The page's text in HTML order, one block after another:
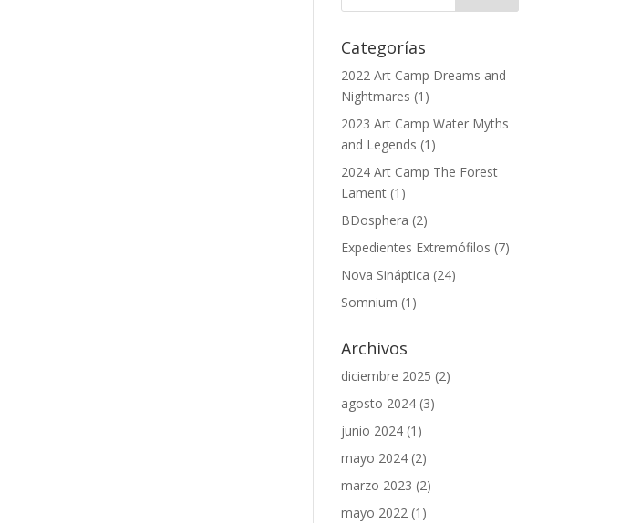
Categorías
2022 Art Camp Dreams and
Nightmares (1)
2023 Art Camp Water Myths
and Legends (1)
2024 Art Camp The Forest
Lament (1)
BDosphera (2)
Expedientes Extremófilos (7)
Nova Sináptica (24)
Somnium (1)
Archivos
diciembre 2025 (2)
agosto 2024 (3)
junio 2024 (1)
mayo 2024 (2)
marzo 2023 (2)
mayo 2022 (1)